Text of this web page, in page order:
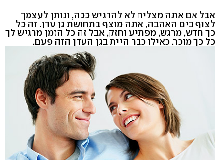
אבל אם אתה מצליח לא להרגיש ככה, ונותן לעצמך
לצוף בים האהבה, אתה מוצף בתחושת גן עדן. זה כל
כך חדש, מרגש, מפתיע וחזק, אבל זה כל הזמן מרגיש לך
כל כך מוכר. כאילו כבר היית בגן העדן הזה פעם.